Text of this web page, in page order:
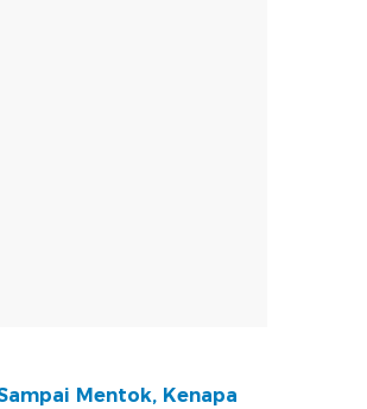
Mentok, Kenapa